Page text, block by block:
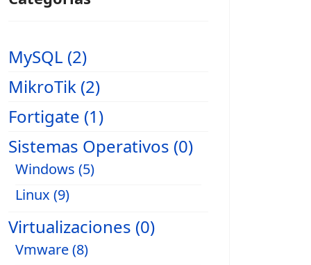
MySQL (2)
MikroTik (2)
Fortigate (1)
Sistemas Operativos (0)
Windows (5)
Linux (9)
Virtualizaciones (0)
Vmware (8)